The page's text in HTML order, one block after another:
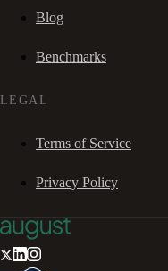
Blog
Benchmarks
LEGAL
Terms of Service
Privacy Policy